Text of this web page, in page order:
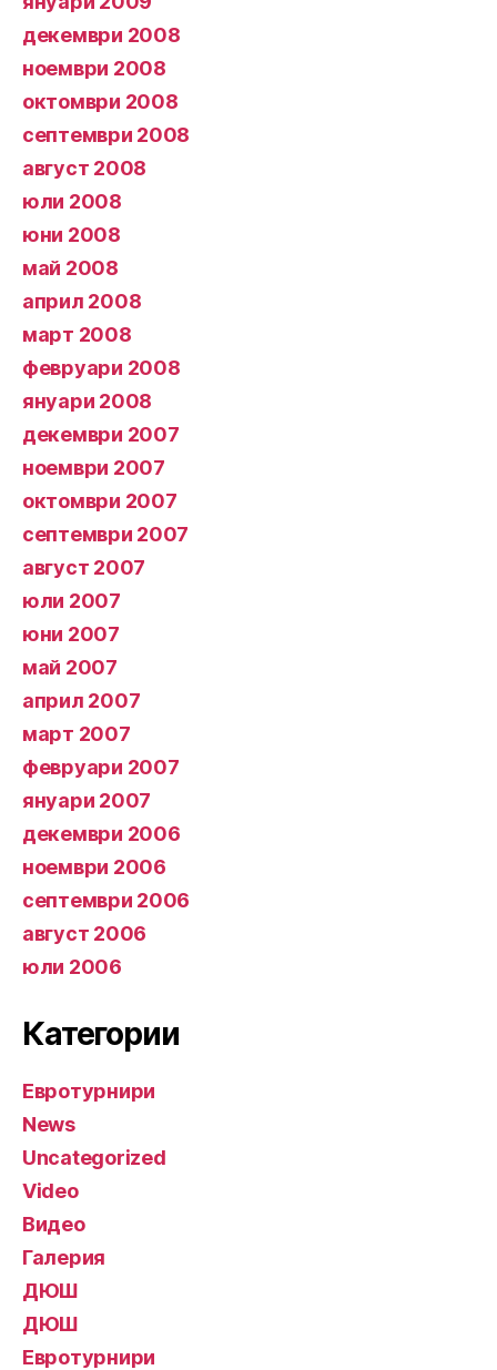
декември 2008
ноември 2008
октомври 2008
септември 2008
август 2008
юли 2008
юни 2008
май 2008
април 2008
март 2008
февруари 2008
януари 2008
декември 2007
ноември 2007
октомври 2007
септември 2007
август 2007
юли 2007
юни 2007
май 2007
април 2007
март 2007
февруари 2007
януари 2007
декември 2006
ноември 2006
септември 2006
август 2006
юли 2006
Категории
Евротурнири
News
Uncategorized
Video
Видео
Галерия
ДЮШ
ДЮШ
Евротурнири